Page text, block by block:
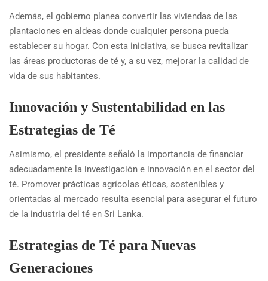
Además, el gobierno planea convertir las viviendas de las
plantaciones en aldeas donde cualquier persona pueda
establecer su hogar. Con esta iniciativa, se busca revitalizar
las áreas productoras de té y, a su vez, mejorar la calidad de
vida de sus habitantes.
Innovación y Sustentabilidad en las
Estrategias de Té
Asimismo, el presidente señaló la importancia de financiar
adecuadamente la investigación e innovación en el sector del
té. Promover prácticas agrícolas éticas, sostenibles y
orientadas al mercado resulta esencial para asegurar el futuro
de la industria del té en Sri Lanka.
Estrategias de Té para Nuevas
Generaciones